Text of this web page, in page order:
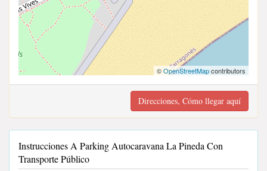
©OpenStreetMapcontributors
Direcciones, Cómo llegar aquí
Instrucciones A Parking Autocaravana La Pineda Con
Transporte Público